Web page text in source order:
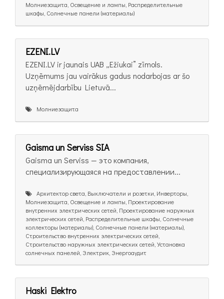
Молниезащита, Освещение и лампы, Распределительные
шкафы, Солнечные панели (материалы)
EZENI.LV
EZENI.LV ir jaunais UAB „Ežiukai” zīmols.
Uzņēmums jau vairākus gadus nodarbojas ar šo
uzņēmējdarbību Lietuvā...
Молниезащита
Gaisma un Serviss SIA
Gaisma un Serviss — это компания,
специализирующаяся на предоставлении...
Архитектор света, Выключатели и розетки, Инверторы,
Молниезащита, Освещение и лампы, Проектирование
внутренних электрических сетей, Проектирование наружных
электрических сетей, Распределительные шкафы, Солнечные
коллекторы (материалы), Солнечные панели (материалы),
Строительство внутренних электрических сетей,
Строительство наружных электрических сетей, Установка
солнечных панелей, Электрик, Энергоаудит
Haski Elektro